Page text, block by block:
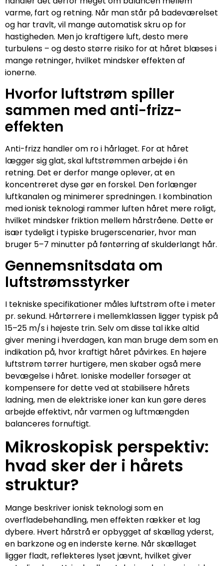
varme, fart og retning. Når man står på badeværelset
og har travlt, vil mange automatisk skru op for
hastigheden. Men jo kraftigere luft, desto mere
turbulens – og desto større risiko for at håret blæses i
mange retninger, hvilket mindsker effekten af
ionerne.
Hvorfor luftstrøm spiller
sammen med anti-frizz-
effekten
Anti-frizz handler om ro i hårlaget. For at håret
lægger sig glat, skal luftstrømmen arbejde i én
retning. Det er derfor mange oplever, at en
koncentreret dyse gør en forskel. Den forlænger
luftkanalen og minimerer spredningen. I kombination
med ionisk teknologi rammer luften håret mere roligt,
hvilket mindsker friktion mellem hårstråene. Dette er
især tydeligt i typiske brugerscenarier, hvor man
bruger 5–7 minutter på føntørring af skulderlangt hår.
Gennemsnitsdata om
luftstrømsstyrker
I tekniske specifikationer måles luftstrøm ofte i meter
pr. sekund. Hårtørrere i mellemklassen ligger typisk på
15–25 m/s i højeste trin. Selv om disse tal ikke altid
giver mening i hverdagen, kan man bruge dem som en
indikation på, hvor kraftigt håret påvirkes. En højere
luftstrøm tørrer hurtigere, men skaber også mere
bevægelse i håret. Ioniske modeller forsøger at
kompensere for dette ved at stabilisere hårets
ladning, men de elektriske ioner kan kun gøre deres
arbejde effektivt, når varmen og luftmængden
balanceres fornuftigt.
Mikroskopisk perspektiv:
hvad sker der i hårets
struktur?
Mange beskriver ionisk teknologi som en
overfladebehandling, men effekten rækker et lag
dybere. Hvert hårstrå er opbygget af skællag yderst,
en barkzone og en inderste kerne. Når skællaget
ligger fladt, reflekteres lyset jævnt, hvilket giver